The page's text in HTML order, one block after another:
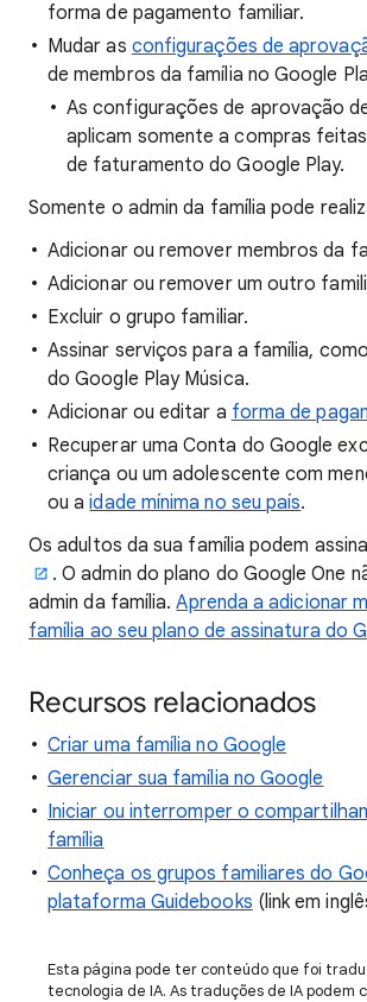
forma de pagamento familiar.
Mudar as configurações de
de membros da família no Google
As configurações de aprovação
aplicam somente a compras
de faturamento do Google Play.
Somente o admin da família pode
Adicionar ou remover membros da
Adicionar ou remover um outro
Excluir o grupo familiar.
Assinar serviços para a família,
do Google Play Música.
Adicionar ou editar a forma de
Recuperar uma Conta do Google
criança ou um adolescente com
ou aidade mínima no seu país.
Os adultos da sua família podem
. O admin do plano do Google One
admin da família.Aprenda a adicionar
família ao seu plano de assinatura do
Recursos relacionados
Criar uma família no Google
Gerenciar sua família no Google
Iniciar ou interromper o
família
Conheça os grupos familiares do
plataforma Guidebooks (link em
Esta página pode ter conteúdo que foi
tecnologia de IA. As traduções de IA podem